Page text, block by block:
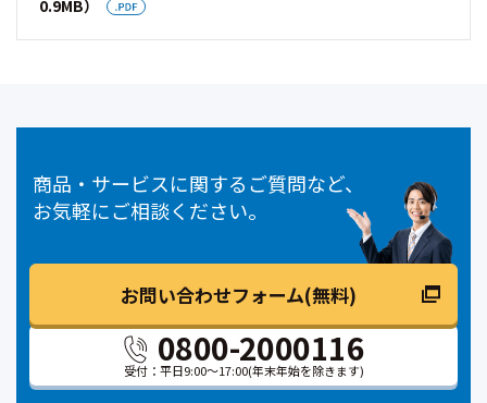
0.9MB）
商品・サービスに関するご質問など、
お気軽にご相談ください。
0800-2000116
受付：平日9:00～17:00(年末年始を除きます)
お問い合わせフォーム(無料)